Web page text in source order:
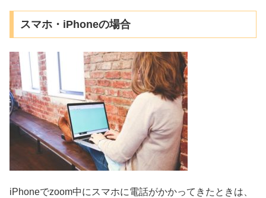
スマホ・iPhoneの場合
iPhoneでzoom中にスマホに電話がかかってきたときは、